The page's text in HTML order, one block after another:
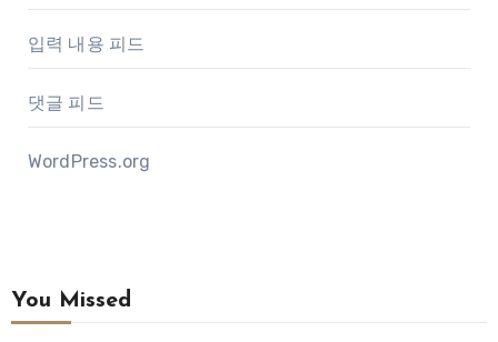
입력 내용 피드
댓글 피드
WordPress.org
You Missed